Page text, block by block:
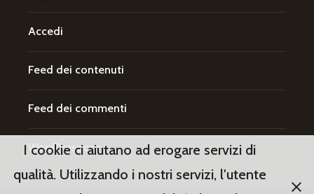
Accedi
Feed dei contenuti
Feed dei commenti
WordPress.org
I cookie ci aiutano ad erogare servizi di
qualità. Utilizzando i nostri servizi, l'utente